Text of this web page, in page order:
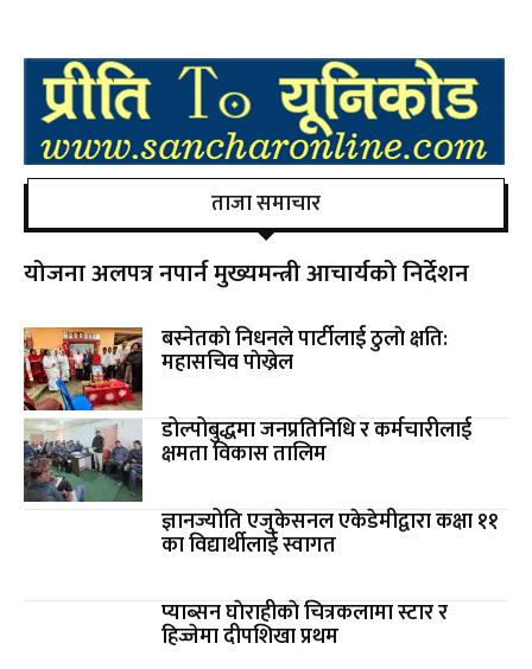
ताजा समाचार
योजना अलपत्र नपार्न मुख्यमन्त्री आचार्यको निर्देशन
बस्नेतकाे निधनले पार्टीलाई ठुलाे क्षति:
महासचिव पाेख्रेल
डोल्पोबुद्धमा जनप्रतिनिधि र कर्मचारीलाई
क्षमता विकास तालिम
ज्ञानज्योति एजुकेसनल एकेडेमीद्वारा कक्षा ११
का विद्यार्थीलाई स्वागत
प्याब्सन घाेराहीकाे चित्रकलामा स्टार र
हिज्जेमा दीपशिखा प्रथम